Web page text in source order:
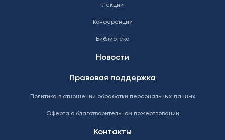
Лекции
Конференции
Библиотека
Новости
Правовая поддержка
Политика в отношении обработки персональных данных
Оферта о благотворительном пожертвовании
Контакты